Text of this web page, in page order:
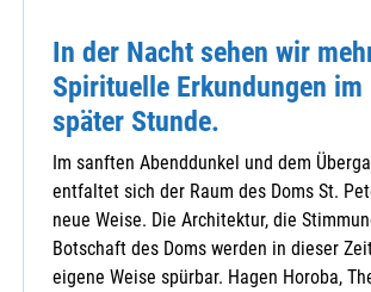
In der Nacht sehen wir
Spirituelle Erkundungen im
später Stunde.
Im sanften Abenddunkel und dem
entfaltet sich der Raum des Doms St.
neue Weise. Die Architektur, die
Botschaft des Doms werden in dieser
eigene Weise spürbar. Hagen Horoba,